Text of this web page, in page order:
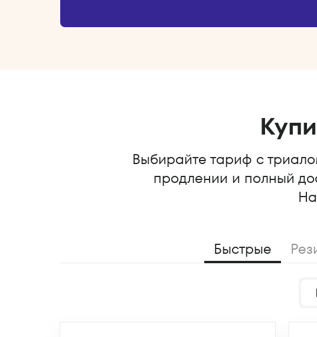
Выбирайте тариф с
продлении и полный
Быстрые